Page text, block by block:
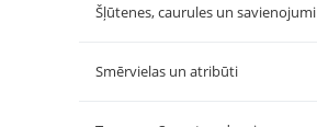
Šļūtenes, caurules un savienojumi
Smērvielas un atribūti